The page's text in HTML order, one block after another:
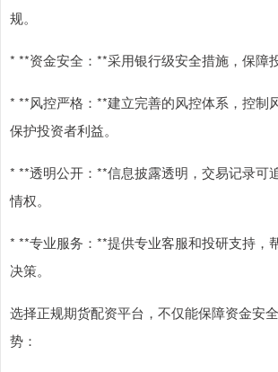
规。
* **资金安全：**采用银行级安全措施，保障
* **风控严格：**建立完善的风控体系，控制
保护投资者利益。
* **透明公开：**信息披露透明，交易记录可
情权。
* **专业服务：**提供专业客服和投研支持，
决策。
选择正规期货配资平台，不仅能保障资金安
势：